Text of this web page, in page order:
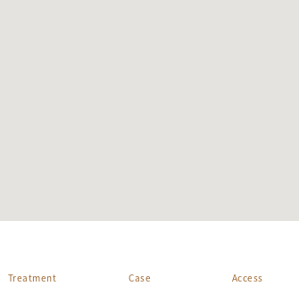
Treatment
Case
Access